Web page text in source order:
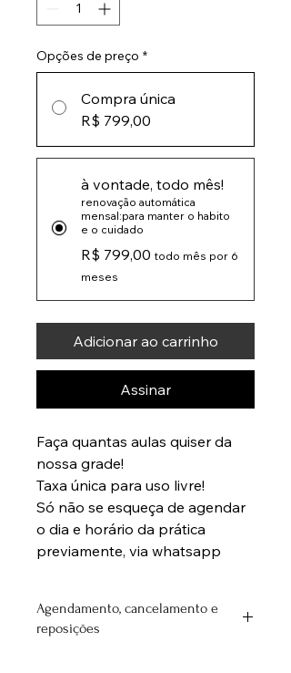
Opções de preço *
Compra única
R$ 799,00
à vontade, todo mês!
renovação automática
mensal:para manter o habito
e o cuidado
R$ 799,00 todo mês por 6
meses
Adicionar ao carrinho
Assinar
Faça quantas aulas quiser da
nossa grade!
Taxa única para uso livre!
Só não se esqueça de agendar
o dia e horário da prática
previamente, via whatsapp
Agendamento, cancelamento e
reposições